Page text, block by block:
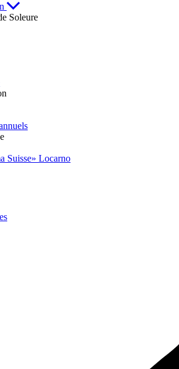
Soleure
Suisse» Locarno